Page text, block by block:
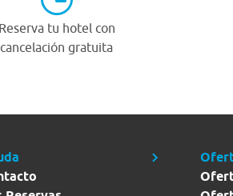
Reserva tu hotel con
cancelación gratuita